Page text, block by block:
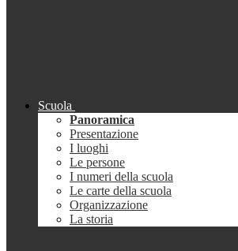
Scuola
Panoramica
Presentazione
I luoghi
Le persone
I numeri della scuola
Le carte della scuola
Organizzazione
La storia